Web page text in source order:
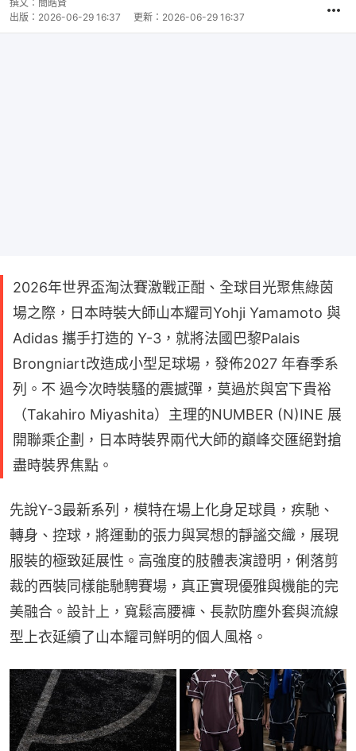
撰文： 簡皓賢
出版： 2026-06-29 16:37 更新： 2026-06-29 16:37
2026年世界盃淘汰賽激戰正酣、全球目光聚焦綠茵
場之際，日本時裝大師山本耀司Yohji Yamamoto 與
Adidas 攜手打造的 Y-3，就將法國巴黎Palais
Brongniart改造成小型足球場，發佈2027 年春季系
列。不 過今次時裝騷的震撼彈，莫過於與宮下貴裕
（Takahiro Miyashita）主理的NUMBER (N)INE 展
開聯乘企劃，日本時裝界兩代大師的巔峰交匯絕對搶
盡時裝界焦點。
先說Y-3最新系列，模特在場上化身足球員，疾馳、
轉身、控球，將運動的張力與冥想的靜謐交織，展現
服裝的極致延展性。高強度的肢體表演證明，俐落剪
裁的西裝同樣能馳騁賽場，真正實現優雅與機能的完
美融合。設計上，寬鬆高腰褲、長款防塵外套與流線
型上衣延續了山本耀司鮮明的個人風格。